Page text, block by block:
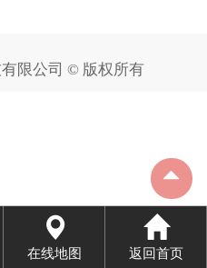
限公司 © 版权所有
在线地图 返回首页